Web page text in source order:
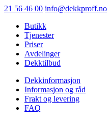
21 56 46 00 info@dekkproff.no
Butikk
Tjenester
Priser
Avdelinger
Dekktilbud
Dekkinformasjon
Informasjon og råd
Frakt og levering
FAQ